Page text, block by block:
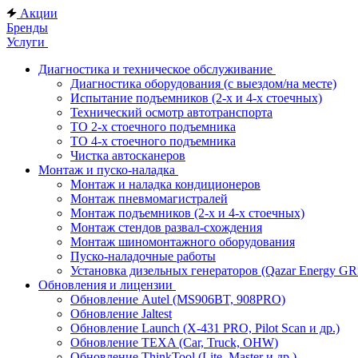
Акции
Бренды
Услуги
Диагностика и техническое обслуживание
Диагностика оборудования (с выездом/на месте)
Испытание подъемников (2-х и 4-х стоечных)
Технический осмотр автотранспорта
ТО 2-х стоечного подъемника
ТО 4-х стоечного подъемника
Чистка автосканеров
Монтаж и пуско-наладка
Монтаж и наладка кондиционеров
Монтаж пневмомагистралей
Монтаж подъемников (2-х и 4-х стоечных)
Монтаж стендов развал-схождения
Монтаж шиномонтажного оборудования
Пуско-наладочные работы
Установка дизельных генераторов (Qazar Energy
Обновления и лицензии
Обновление Autel (MS906BT, 908PRO)
Обновление Jaltest
Обновление Launch (X-431 PRO, Pilot Scan и др.)
Обновление TEXA (Car, Truck, OHW)